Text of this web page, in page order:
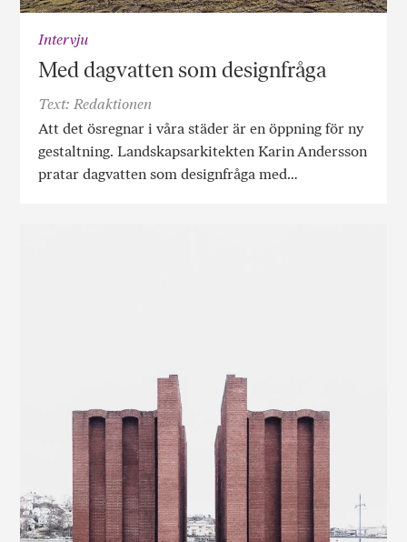
Intervju
Med dagvatten som designfråga
Text: Redaktionen
Att det ösregnar i våra städer är en öppning för ny
gestaltning. Landskapsarkitekten Karin Andersson
pratar dagvatten som designfråga med…